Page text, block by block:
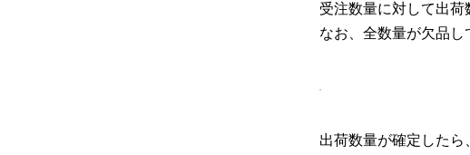
受注数量に対して出荷
なお、全数量が欠品し
出荷数量が確定したら